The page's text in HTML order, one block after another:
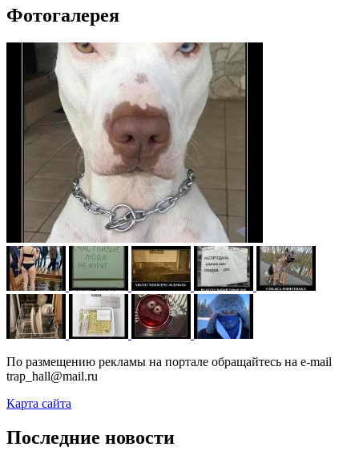
Фотогалерея
По размещению рекламы на портале обращайтесь на e-mail
trap_hall@mail.ru
Карта сайта
Последние новости